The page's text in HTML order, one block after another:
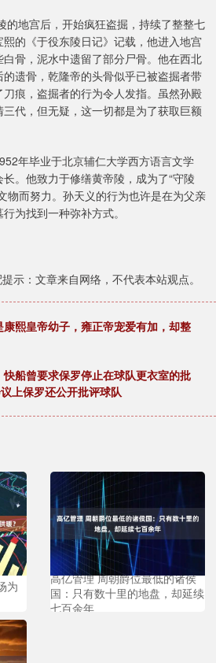
的地宫后，开始疯狂盗掘，持续了整整七
的《于役东陵日记》记载，他进入地宫
骨，泥水中遗留了部分尸骨。他在西北
遗骨，乾隆帝的头骨似乎已被盗掘者带
痕，盗掘者的行为令人发指。虽然孙殿
代，但无疑，这一切都是为了获取巨额
年毕业于北京辅仁大学西方语言文学
。他致力于修缮黄帝陵，成为了“守陵
物而努力。孙天义的行为也许是在为父亲
为找到一种弥补方式。
示：文章来自网络，不代表本站观点。
熙皇帝幼子，雍正帝宠爱有加，却整
快船曾要求保罗停止在球队更衣室的批
上保罗还公开批评球队
为
高亿管理 周朝爵位最低的诸侯
国：只有数十里的地盘，却延续
七百余年